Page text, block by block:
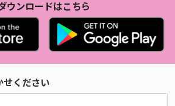
ウンロードはこちら
せください